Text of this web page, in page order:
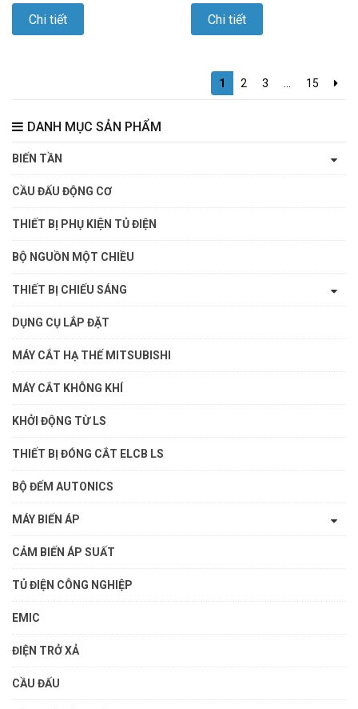
Chi tiết Chi tiết
1 2 3 15
DANH MỤC SẢN PHẨM
BIẾN TẦN
CẦU ĐẤU ĐỘNG CƠ
THIẾT BỊ PHỤ KIỆN TỦ ĐIỆN
BỘ NGUỒN MỘT CHIỀU
THIẾT BỊ CHIẾU SÁNG
DỤNG CỤ LẮP ĐẶT
MÁY CẮT HẠ THẾ MITSUBISHI
MÁY CẮT KHÔNG KHÍ
KHỞI ĐỘNG TỪ LS
THIẾT BỊ ĐÓNG CẮT ELCB LS
BỘ ĐẾM AUTONICS
MÁY BIẾN ÁP
CẢM BIẾN ÁP SUẤT
TỦ ĐIỆN CÔNG NGHIỆP
EMIC
ĐIỆN TRỞ XẢ
CẦU ĐẤU